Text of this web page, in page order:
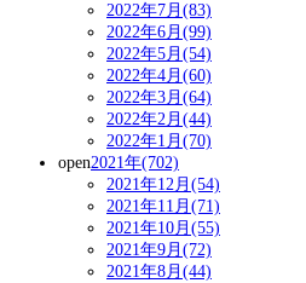
2022年7月(83)
2022年6月(99)
2022年5月(54)
2022年4月(60)
2022年3月(64)
2022年2月(44)
2022年1月(70)
open2021年(702)
2021年12月(54)
2021年11月(71)
2021年10月(55)
2021年9月(72)
2021年8月(44)